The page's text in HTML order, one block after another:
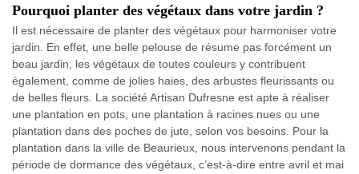
Pourquoi planter des végétaux dans votre jardin ?
Il est nécessaire de planter des végétaux pour harmoniser votre
jardin. En effet, une belle pelouse de résume pas forcément un
beau jardin, les végétaux de toutes couleurs y contribuent
également, comme de jolies haies, des arbustes fleurissants ou
de belles fleurs. La société Artisan Dufresne est apte à réaliser
une plantation en pots, une plantation à racines nues ou une
plantation dans des poches de jute, selon vos besoins. Pour la
plantation dans la ville de Beaurieux, nous intervenons pendant la
période de dormance des végétaux, c’est-à-dire entre avril et mai